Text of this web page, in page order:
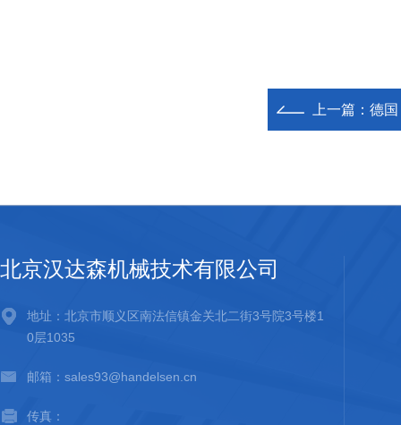
上一篇： 德
北京汉达森机械技术有限公司
地址：北京市顺义区南法信镇金关北二街3号院3号楼1
0层1035
邮箱：sales93@handelsen.cn
传真：